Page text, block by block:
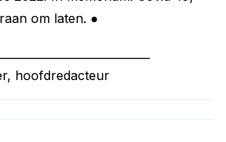
om laten. ●
hoofdredacteur